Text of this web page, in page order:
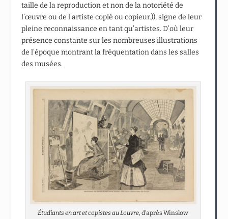
taille de la reproduction et non de la notoriété de
l’œuvre ou de l’artiste copié ou copieur.)), signe de leur
pleine reconnaissance en tant qu’artistes. D’où leur
présence constante sur les nombreuses illustrations
de l’époque montrant la fréquentation dans les salles
des musées.
Étudiants en art et copistes au Louvre, d’après Winslow